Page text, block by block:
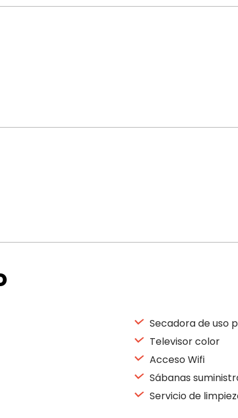
Secadora de uso
Televisor color
Acceso Wifi
Sábanas
Servicio de